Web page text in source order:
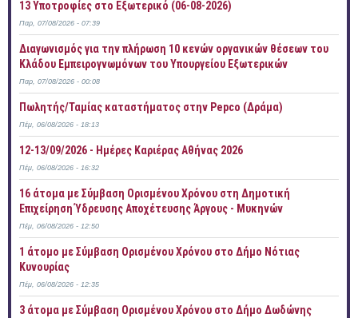
13 Υποτροφίες στο Εξωτερικό (06-08-2026)
Παρ, 07/08/2026 - 07:39
Διαγωνισμός για την πλήρωση 10 κενών οργανικών θέσεων του
Κλάδου Εμπειρογνωμόνων του Υπουργείου Εξωτερικών
Παρ, 07/08/2026 - 00:08
Πωλητής/Ταμίας καταστήματος στην Pepco (Δράμα)
Πέμ, 06/08/2026 - 18:13
12-13/09/2026 - Ημέρες Καριέρας Αθήνας 2026
Πέμ, 06/08/2026 - 16:32
16 άτομα με Σύμβαση Ορισμένου Χρόνου στη Δημοτική
Επιχείρηση Ύδρευσης Αποχέτευσης Άργους - Μυκηνών
Πέμ, 06/08/2026 - 12:50
1 άτομο με Σύμβαση Ορισμένου Χρόνου στο Δήμο Νότιας
Κυνουρίας
Πέμ, 06/08/2026 - 12:35
3 άτομα με Σύμβαση Ορισμένου Χρόνου στο Δήμο Δωδώνης